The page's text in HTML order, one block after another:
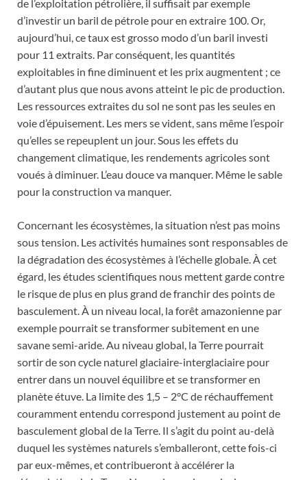
de l’exploitation pétrolière, il suffisait par exemple
d’investir un baril de pétrole pour en extraire 100. Or,
aujourd’hui, ce taux est grosso modo d’un baril investi
pour 11 extraits. Par conséquent, les quantités
exploitables in fine diminuent et les prix augmentent ; ce
d’autant plus que nous avons atteint le pic de production.
Les ressources extraites du sol ne sont pas les seules en
voie d’épuisement. Les mers se vident, sans même l’espoir
qu’elles se repeuplent un jour. Sous les effets du
changement climatique, les rendements agricoles sont
voués à diminuer. L’eau douce va manquer. Même le sable
pour la construction va manquer.
Concernant les écosystèmes, la situation n’est pas moins
sous tension. Les activités humaines sont responsables de
la dégradation des écosystèmes à l’échelle globale. À cet
égard, les études scientifiques nous mettent garde contre
le risque de plus en plus grand de franchir des points de
basculement. À un niveau local, la forêt amazonienne par
exemple pourrait se transformer subitement en une
savane semi-aride. Au niveau global, la Terre pourrait
sortir de son cycle naturel glaciaire-interglaciaire pour
entrer dans un nouvel équilibre et se transformer en
planète étuve. La limite des 1,5 – 2°C de réchauffement
couramment entendu correspond justement au point de
basculement global de la Terre. Il s’agit du point au-delà
duquel les systèmes naturels s’emballeront, cette fois-ci
par eux-mêmes, et contribueront à accélérer la